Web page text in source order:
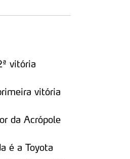
vitória
vitória
da Acrópole
é a Toyota